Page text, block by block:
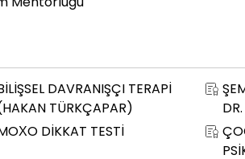
Mentorluğu
BİLİŞSEL DAVRANIŞÇI TERAPİ
TÜRKÇAPAR)
MOXO DİKKAT TESTİ